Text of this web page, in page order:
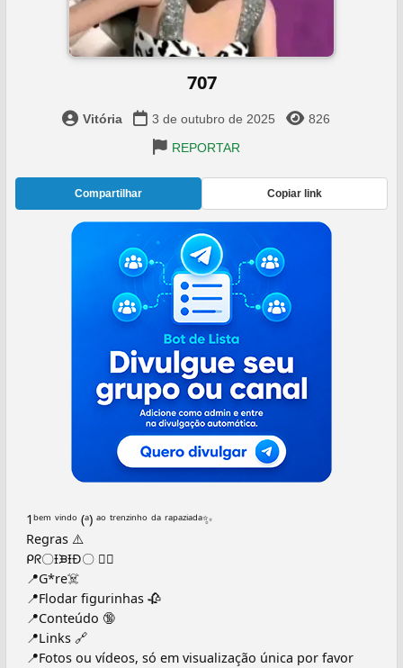
707
Vitória 3 de outubro de 2025
826
REPORTAR
Compartilhar Copiar link
1ᵇᵉᵐ ᵛⁱⁿᵈᵒ (ᵃ) ᵃᵒ ᵗʳᵉⁿᶻⁱⁿʰᵒ ᵈᵃ ʳᵃᵖᵃᶻⁱᵃᵈᵃ✨
Regras ⚠️
ᑭᖇ〇ƗᙖƗÐ〇 👇🏽
📍G*re☠️
📍Flodar figurinhas 🥀
📍Conteúdo 🔞
📍Links 🔗
📍Fotos ou vídeos, só em visualização única por favor